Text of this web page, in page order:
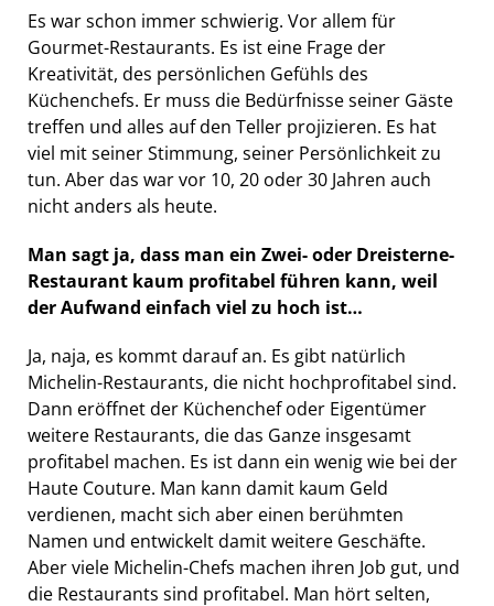
Es war schon immer schwierig. Vor allem für
Gourmet-Restaurants. Es ist eine Frage der
Kreativität, des persönlichen Gefühls des
Küchenchefs. Er muss die Bedürfnisse seiner Gäste
treffen und alles auf den Teller projizieren. Es hat
viel mit seiner Stimmung, seiner Persönlichkeit zu
tun. Aber das war vor 10, 20 oder 30 Jahren auch
nicht anders als heute.
Man sagt ja, dass man ein Zwei- oder Dreisterne-
Restaurant kaum profitabel führen kann, weil
der Aufwand einfach viel zu hoch ist…
Ja, naja, es kommt darauf an. Es gibt natürlich
Michelin-Restaurants, die nicht hochprofitabel sind.
Dann eröffnet der Küchenchef oder Eigentümer
weitere Restaurants, die das Ganze insgesamt
profitabel machen. Es ist dann ein wenig wie bei der
Haute Couture. Man kann damit kaum Geld
verdienen, macht sich aber einen berühmten
Namen und entwickelt damit weitere Geschäfte.
Aber viele Michelin-Chefs machen ihren Job gut, und
die Restaurants sind profitabel. Man hört selten,